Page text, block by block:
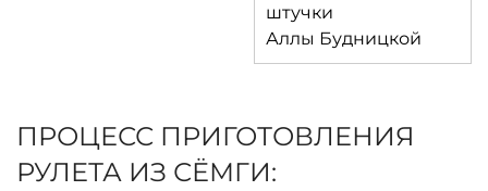
ПРОЦЕСС ПРИГОТОВЛЕНИЯ
РУЛЕТА ИЗ СЁМГИ: